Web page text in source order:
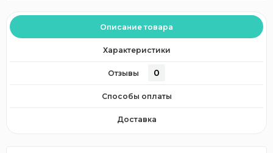
Описание товара
Характеристики
Отзывы 0
Способы оплаты
Доставка